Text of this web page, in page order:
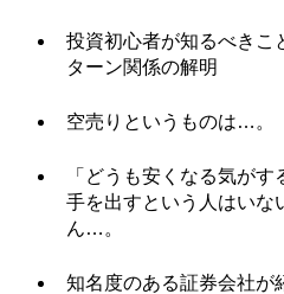
投資初心者が知るべきこ
ターン関係の解明
空売りというものは…。
「どうも安くなる気が
手を出すという人はいな
ん…。
知名度のある証券会社が